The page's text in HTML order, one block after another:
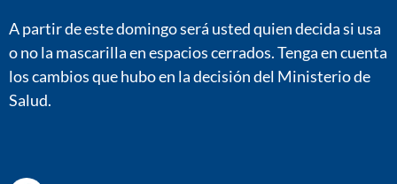
A partir de este domingo será usted quien decida si usa
o no la mascarilla en espacios cerrados. Tenga en cuenta
los cambios que hubo en la decisión del Ministerio de
Salud.